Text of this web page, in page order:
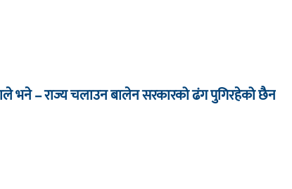
भने – राज्य चलाउन बालेन सरकारको ढंग पुगिरहेको छैन